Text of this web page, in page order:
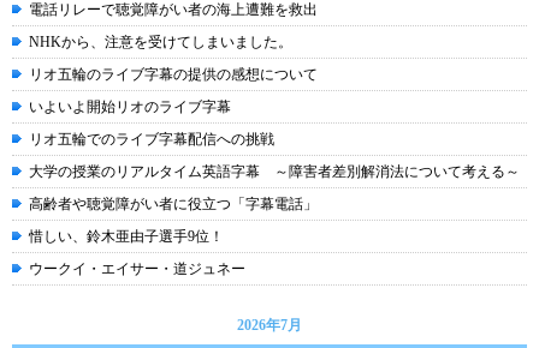
電話リレーで聴覚障がい者の海上遭難を救出
NHKから、注意を受けてしまいました。
リオ五輪のライブ字幕の提供の感想について
いよいよ開始リオのライブ字幕
リオ五輪でのライブ字幕配信への挑戦
大学の授業のリアルタイム英語字幕 ～障害者差別解消法について考える～
高齢者や聴覚障がい者に役立つ「字幕電話」
惜しい、鈴木亜由子選手9位！
ウークイ・エイサー・道ジュネー
2026年7月